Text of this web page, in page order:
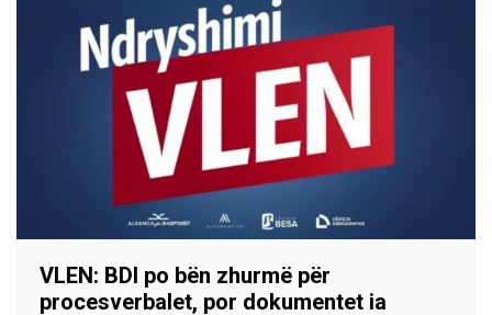
VLEN: BDI po bën zhurmë për
procesverbalet, por dokumentet ia